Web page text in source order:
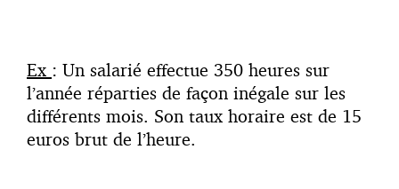
Ex : Un salarié effectue 350 heures sur
l’année réparties de façon inégale sur les
différents mois. Son taux horaire est de 15
euros brut de l’heure.